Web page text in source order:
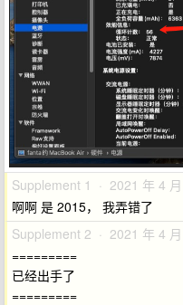
Supplement 1 · 2021 年 4
啊啊 是 2015， 我弄错了
Supplement 2 · 2021 年 4
=========
已经出手了
=========